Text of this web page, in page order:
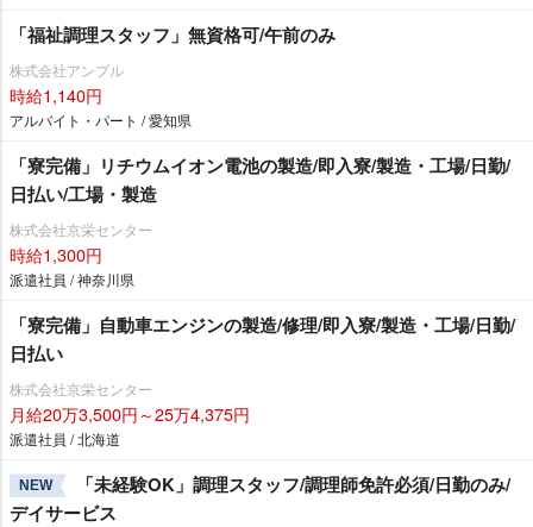
「福祉調理スタッフ」無資格可/午前のみ
株式会社アンプル
時給1,140円
アルバイト・パート / 愛知県
「寮完備」リチウムイオン電池の製造/即入寮/製造・工場/日勤/
日払い/工場・製造
株式会社京栄センター
時給1,300円
派遣社員 / 神奈川県
「寮完備」自動車エンジンの製造/修理/即入寮/製造・工場/日勤/
日払い
株式会社京栄センター
月給20万3,500円～25万4,375円
派遣社員 / 北海道
NEW
「未経験OK」調理スタッフ/調理師免許必須/日勤のみ/
デイサービス